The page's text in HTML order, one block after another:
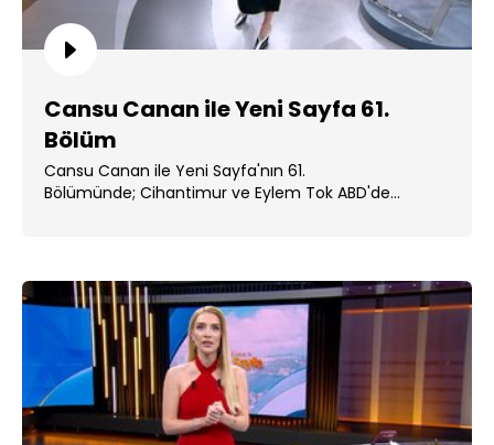
Cansu Canan ile Yeni Sayfa 61.
Bölüm
Cansu Canan ile Yeni Sayfa'nın 61.
Bölümünde; Cihantimur ve Eylem Tok ABD'de